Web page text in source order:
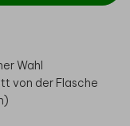
Wahl
von der Flasche